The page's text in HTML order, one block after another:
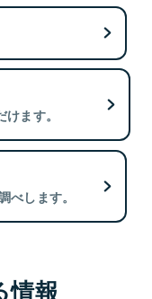
ます。
べします。
情報